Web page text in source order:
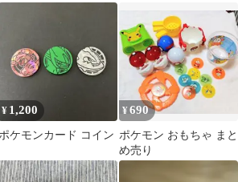
袋等は無し）
ル・キーホルダー
¥ 1,200
ケモンカード コイン
¥690
ポケモン おもちゃ まと
め売り